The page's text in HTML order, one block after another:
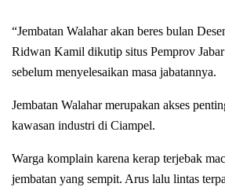
“Jembatan Walahar akan beres bulan
Ridwan Kamil dikutip situs Pemprov
sebelum menyelesaikan masa jabatannya.
Jembatan Walahar merupakan akses
kawasan industri di Ciampel.
Warga komplain karena kerap terjebak
jembatan yang sempit. Arus lalu lintas